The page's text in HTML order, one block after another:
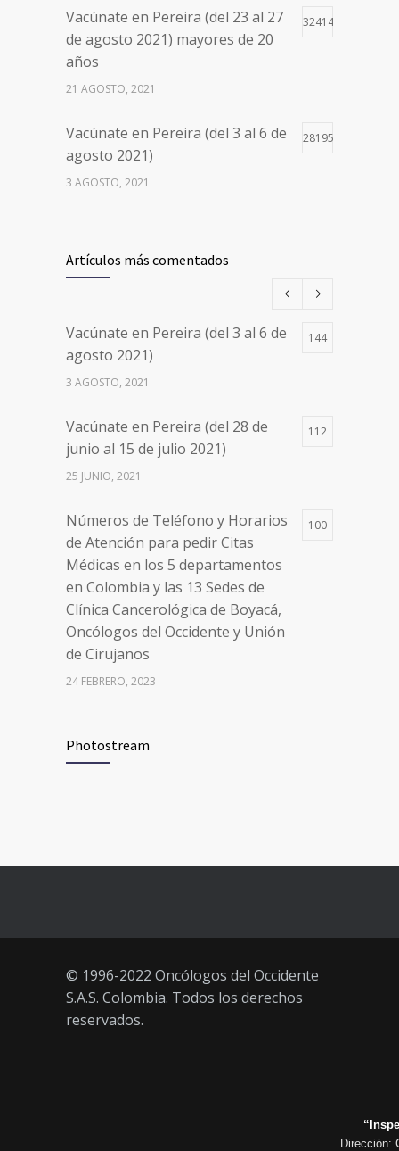
Vacúnate en Pereira (del 23 al 27
de agosto 2021) mayores de 20
años
32414
21 AGOSTO, 2021
Vacúnate en Pereira (del 3 al 6 de
agosto 2021)
28195
3 AGOSTO, 2021
de agosto 2021) mayores de 20
años
Números de Teléfono y Horarios
de Atención para pedir Citas
Médicas en los 5 departamentos
Clínica Cancerológica de Boyacá,
Oncólogos del Occidente y Unión
de Cirujanos
Artículos más comentados
Vacúnate en Pereira (del 3 al 6 de
agosto 2021)
144
3 AGOSTO, 2021
Vacúnate en Pereira (del 28 de
junio al 15 de julio 2021)
112
25 JUNIO, 2021
Números de Teléfono y Horarios
de Atención para pedir Citas
Médicas en los 5 departamentos
en Colombia y las 13 Sedes de
Clínica Cancerológica de Boyacá,
Oncólogos del Occidente y Unión
de Cirujanos
100
24 FEBRERO, 2023
junio 2021)
años
Photostream
© 1996-2022 Oncólogos del Occidente
S.A.S. Colombia. Todos los derechos
reservados.
Dirección: